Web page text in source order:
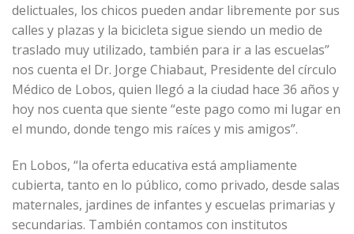
delictuales, los chicos pueden andar libremente por sus
calles y plazas y la bicicleta sigue siendo un medio de
traslado muy utilizado, también para ir a las escuelas”
nos cuenta el Dr. Jorge Chiabaut, Presidente del círculo
Médico de Lobos, quien llegó a la ciudad hace 36 años y
hoy nos cuenta que siente “este pago como mi lugar en
el mundo, donde tengo mis raíces y mis amigos”.
En Lobos, “la oferta educativa está ampliamente
cubierta, tanto en lo público, como privado, desde salas
maternales, jardines de infantes y escuelas primarias y
secundarias. También contamos con institutos